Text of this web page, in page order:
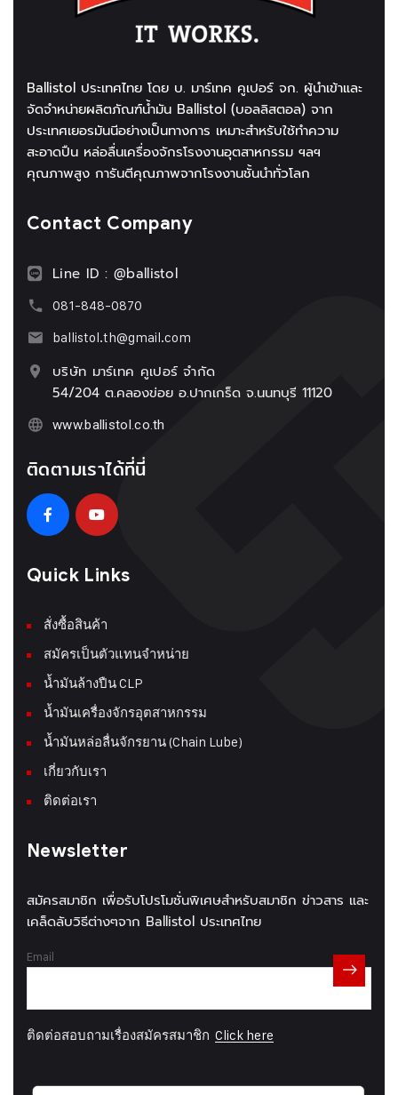
Ballistol ประเทศไทย โดย บ. มาร์เทค คูเปอร์ จก. ผู้นำเข้าและ
จัดจำหน่ายผลิตภัณฑ์น้ำมัน Ballistol (บอลลิสตอล) จาก
ประเทศเยอรมันนีอย่างเป็นทางการ เหมาะสำหรับใช้ทำความ
สะอาดปืน หล่อลื่นเครื่องจักรโรงงานอุตสาหกรรม ฯลฯ
คุณภาพสูง การันตีคุณภาพจากโรงงานชั้นนำทั่วโลก
Contact Company
Line ID : @ballistol
081-848-0870
ballistol.th@gmail.com
บริษัท มาร์เทค คูเปอร์ จำกัด
54/204 ต.คลองข่อย อ.ปากเกร็ด จ.นนทบุรี 11120
www.ballistol.co.th
ติดตามเราได้ที่นี่
Quick Links
สั่งซื้อสินค้า
สมัครเป็นตัวแทนจำหน่าย
น้ำมันล้างปืน CLP
น้ำมันเครื่องจักรอุตสาหกรรม
น้ำมันหล่อลื่นจักรยาน (Chain Lube)
เกี่ยวกับเรา
ติดต่อเรา
Newsletter
สมัครสมาชิก เพื่อรับโปรโมชั่นพิเศษสำหรับสมาชิก ข่าวสาร และ
เคล็ดลับวิธีต่างๆจาก Ballistol ประเทศไทย
Email
ติดต่อสอบถามเรื่องสมัครสมาชิก Click here